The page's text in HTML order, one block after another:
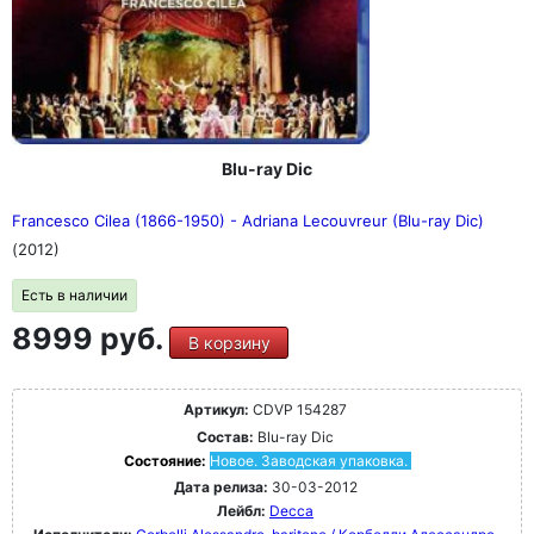
Blu-ray Dic
Francesco Cilea (1866-1950) - Adriana Lecouvreur (Blu-ray Dic)
(2012)
Есть в наличии
8999 руб. В корзину
Артикул: CDVP 154287
Состав: Blu-ray Dic
Состояние: Новое. Заводская упаковка.
Дата релиза: 30-03-2012
Лейбл: Decca